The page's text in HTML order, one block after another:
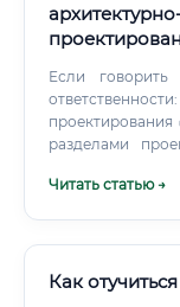
Если
ответственности: ✅ Разработка и контроль графика
проектирования ✅ Организация взаимодействия между
разделами
перед сдачей в экспертизу
Читать статью →
Как